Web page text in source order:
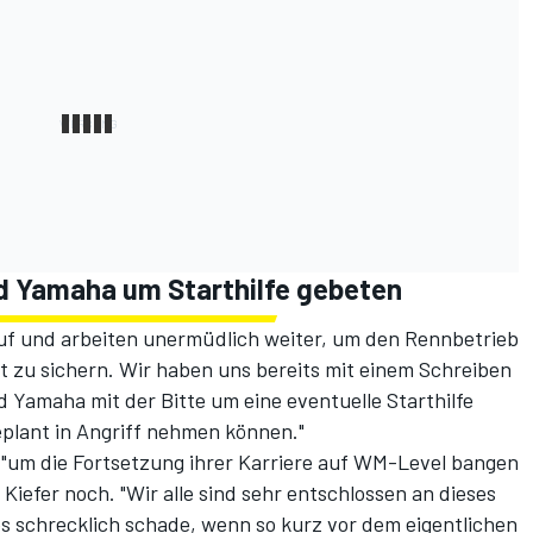
Yamaha um Starthilfe gebeten
und arbeiten unermüdlich weiter, um den Rennbetrieb
zu sichern. Wir haben uns bereits mit einem Schreiben
Yamaha mit der Bitte um eine eventuelle Starthilfe
in Angriff nehmen können."
die Fortsetzung ihrer Karriere auf WM-Level bangen
noch. "Wir alle sind sehr entschlossen an dieses
schrecklich schade, wenn so kurz vor dem eigentlichen